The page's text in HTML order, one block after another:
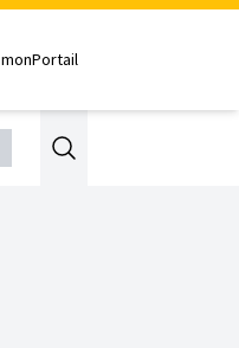
monPortail
Search